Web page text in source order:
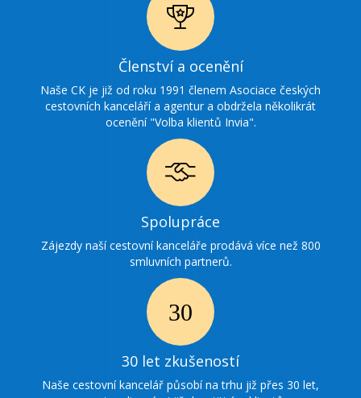
Ikonka
ocenění
Členství a ocenění
Naše CK je již od roku 1991 členem Asociace českých
cestovních kanceláří a agentur a obdržela několikrát
ocenění "Volba klientů Invia".
Ikonka
spolupráce
Spolupráce
Zájezdy naší cestovní kanceláře prodává více než 800
smluvních partnerů.
30 Ikonka
zkušenosti
30 let zkušeností
Naše cestovní kancelář působí na trhu již přes 30 let,